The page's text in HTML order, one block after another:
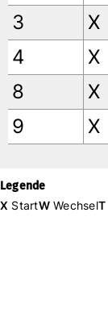
3
X
4
X
8
X
9
X
Legende
X StartWWechselT